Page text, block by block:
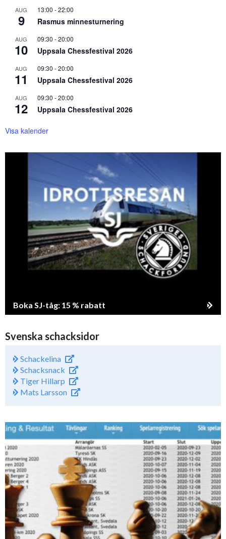
AUG
9
13:00 -22:00
Rasmus minnesturnering
AUG
10
09:30 -20:00
Uppsala Chessfestival 2026
AUG
11
09:30 -20:00
Uppsala Chessfestival 2026
AUG
12
09:30 -20:00
Uppsala Chessfestival 2026
Visa kalender
Boka SJ-tåg: 15 % rabatt
Svenska schacksidor
Schackelina
Schacksnack
Tiger Hillarp
Mats Larsson